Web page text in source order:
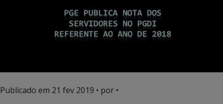
Publicado em 21 fev 2019 • por •